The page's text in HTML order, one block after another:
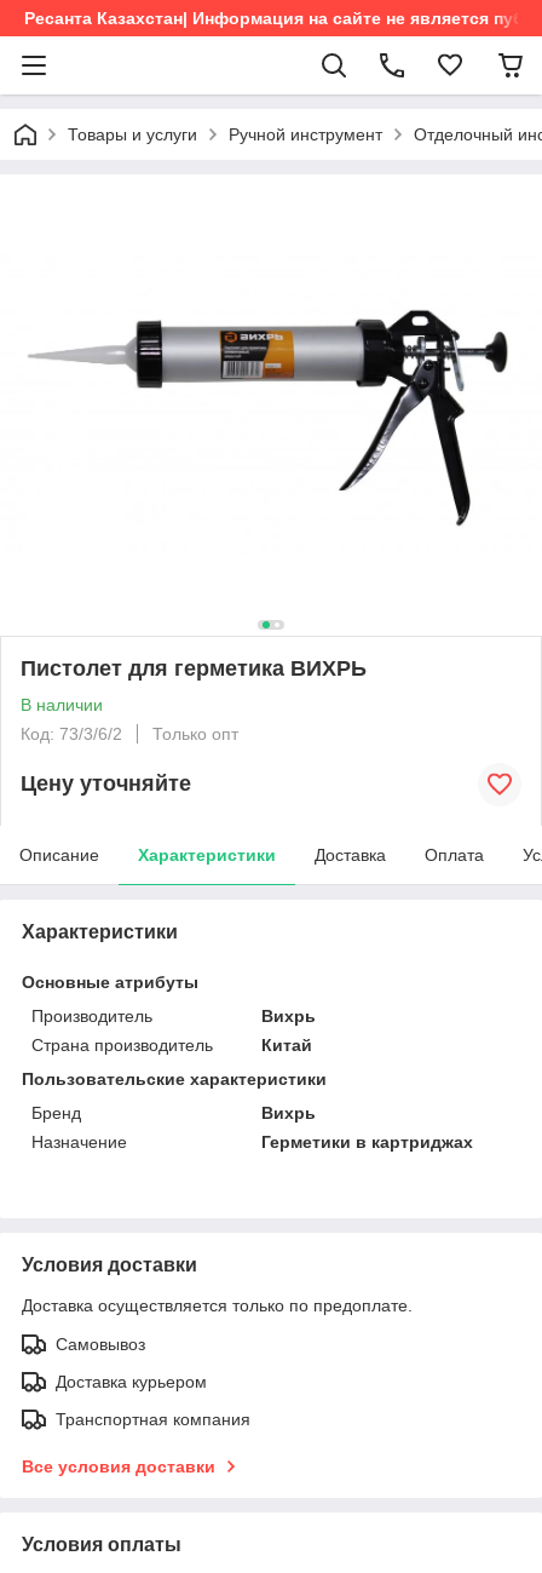
Ресанта Казахстан| Информация на сайте не является
Товары и услуги Ручной инструмент Отделочный
Пистолет для герметика ВИХРЬ
В наличии
Код: 73/3/6/2
Только опт
Цену уточняйте
Описание Характеристики Доставка Оплата
Характеристики
Основные атрибуты
Производитель
Вихрь
Страна производитель
Китай
Пользовательские характеристики
Бренд
Вихрь
Назначение
Герметики в картриджах
Условия доставки
Доставка осуществляется только по предоплате.
Самовывоз
Доставка курьером
Транспортная компания
Все условия доставки
Условия оплаты